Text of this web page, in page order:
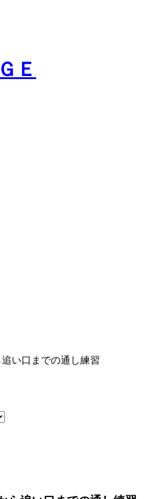
Ｅ
い口までの通し練習